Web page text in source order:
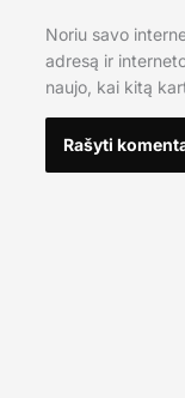
Noriu savo
adresą ir
naujo, kai kitą